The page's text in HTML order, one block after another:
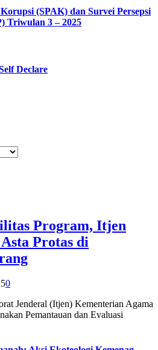
(SPAK) dan Survei Persepsi
Triwulan 3 – 2025
Declare
Program, Itjen
Protas di
0
Jenderal (Itjen) Kementerian Agama
Pemantauan dan Evaluasi